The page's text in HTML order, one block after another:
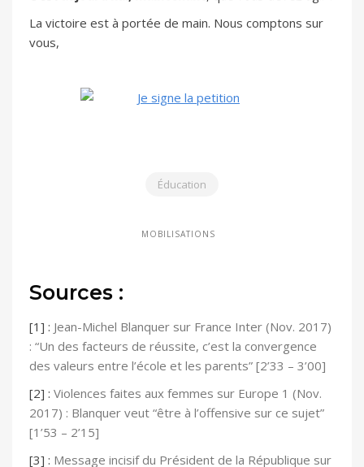
La victoire est à portée de main. Nous comptons sur
vous,
Éducation
MOBILISATIONS
Sources :
[1] : Jean-Michel Blanquer sur France Inter (Nov. 2017)
: “Un des facteurs de réussite, c’est la convergence
des valeurs entre l’école et les parents” [2’33 – 3’00]
[2] : Violences faites aux femmes sur Europe 1 (Nov.
2017) : Blanquer veut “être à l’offensive sur ce sujet”
[1’53 – 2’15]
[3] : Message incisif du Président de la République sur